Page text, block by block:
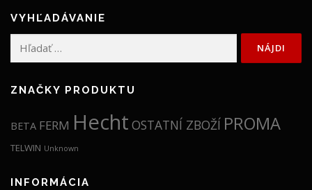
VYHĽADÁVANIE
Hľadať:
ZNAČKY PRODUKTU
BETA FERM Hecht OSTATNÍ ZBOŽÍ PROMA
TELWIN Unknown
INFORMÁCIA